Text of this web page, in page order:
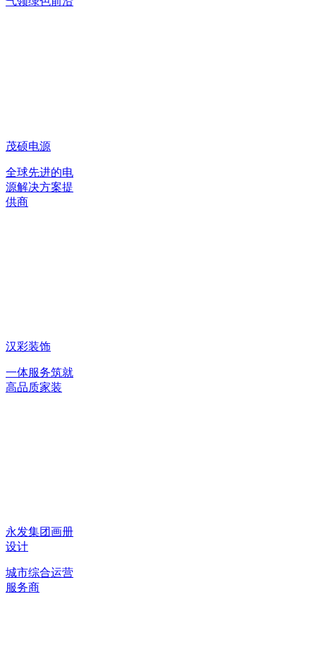
茂硕电源
全球先进的电
源解决方案提
供商
汉彩装饰
一体服务筑就
高品质家装
永发集团画册
设计
城市综合运营
服务商